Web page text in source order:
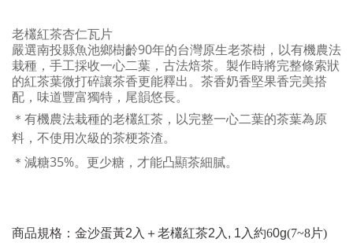
老欉紅茶杏仁瓦片
嚴選南投縣魚池鄉樹齡90年的台灣原生老茶樹，以有機農法
栽種，手工採收一心二葉，古法焙茶。製作時將完整條索狀
的紅茶葉微打碎讓茶香更能釋出。茶香奶香堅果香完美搭
配，味道豐富獨特，尾韻悠長。
＊有機農法栽種的老欉紅茶，以完整一心二葉的茶葉為原
料，不使用次級的茶梗茶渣。
＊減糖35%。更少糖 ，才能凸顯茶細膩。
商品規格 ：金沙蛋黃2入＋老欉紅茶2入, 1入約60g(7~8片)